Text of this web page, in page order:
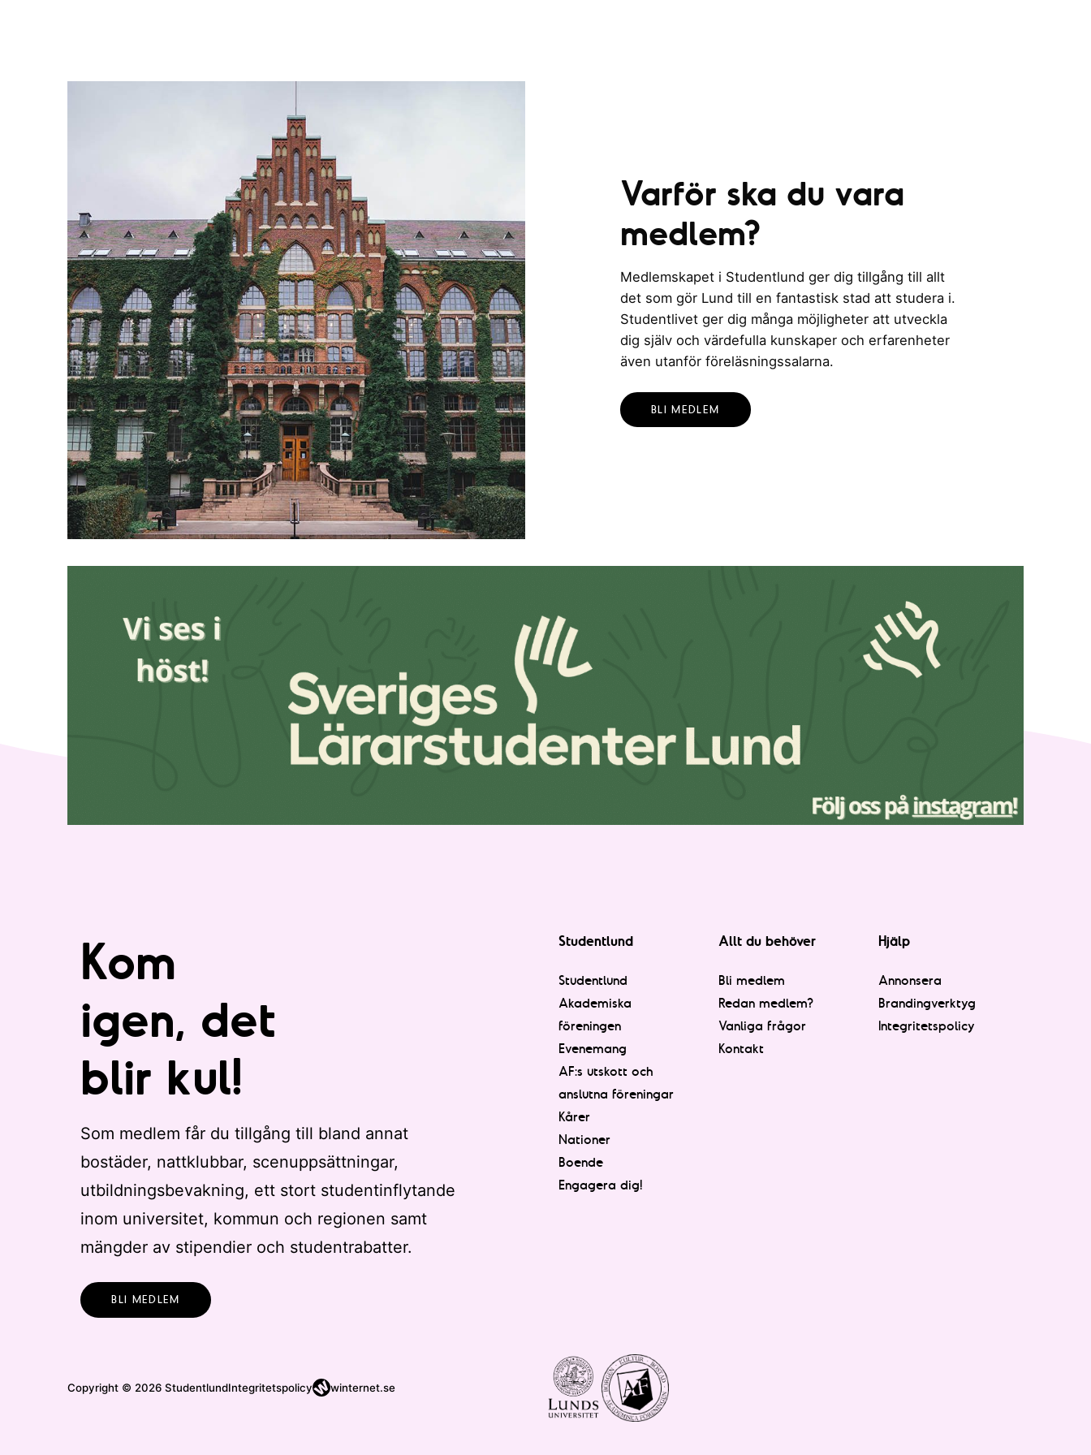
Varför ska du vara
medlem?
Medlemskapet i Studentlund ger dig tillgång till allt
det som gör Lund till en fantastisk stad att studera i.
Studentlivet ger dig många möjligheter att utveckla
dig själv och värdefulla kunskaper och erfarenheter
även utanför föreläsningssalarna.
BLI MEDLEM
Kom
igen, det
blir kul!
Som medlem får du tillgång till bland annat
bostäder, nattklubbar, scenuppsättningar,
utbildningsbevakning, ett stort studentinflytande
inom universitet, kommun och regionen samt
mängder av stipendier och studentrabatter.
BLI MEDLEM
Studentlund
Studentlund
Akademiska
föreningen
Evenemang
AF:s utskott och
anslutna föreningar
Kårer
Nationer
Boende
Engagera dig!
Allt du behöver
Bli medlem
Redan medlem?
Vanliga frågor
Kontakt
Hjälp
Annonsera
Brandingverktyg
Integritetspolicy
Copyright © 2026 StudentlundIntegritetspolicy winternet.se